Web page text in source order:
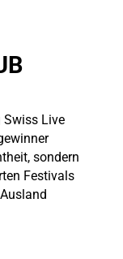
Swiss Live
sondern
Festivals